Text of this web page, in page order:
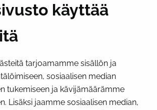
käyttää
tarjoamamme sisällön ja
sosiaalisen median
tukemiseen ja kävijämäärämme
Lisäksi jaamme sosiaalisen median,
Näytä evästeasetukseni
MEDIA
Facebook